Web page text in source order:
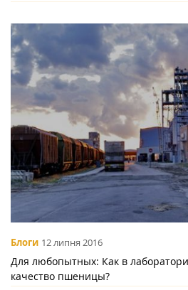
Блоги 12 липня 2016
Для любопытных: Как в
качество пшеницы?